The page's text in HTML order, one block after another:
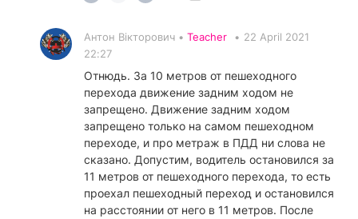
Антон Вікторович • Teacher • 22 April 2021
22:27
Отнюдь. За 10 метров от пешеходного
перехода движение задним ходом не
запрещено. Движение задним ходом
запрещено только на самом пешеходном
переходе, и про метраж в ПДД ни слова не
сказано. Допустим, водитель остановился за
11 метров от пешеходного перехода, то есть
проехал пешеходный переход и остановился
на расстоянии от него в 11 метров. После